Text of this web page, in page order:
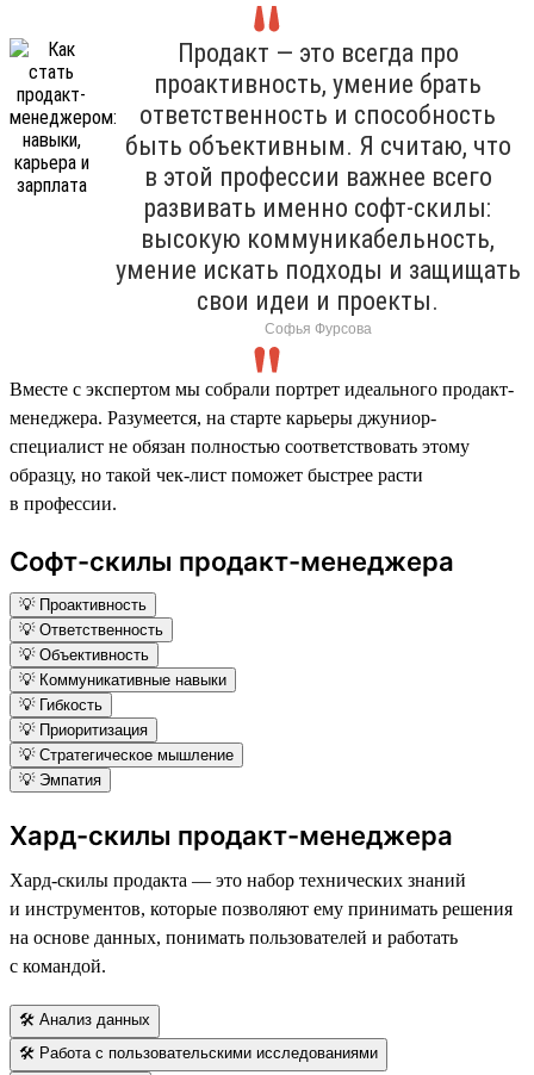
Продакт — это всегда про
проактивность, умение брать
ответственность и способность
быть объективным. Я считаю, что
в этой профессии важнее всего
развивать именно софт-скилы:
высокую коммуникабельность,
умение искать подходы и защищать
свои идеи и проекты.
Софья Фурсова
Вместе с экспертом мы собрали портрет идеального продакт-
менеджера. Разумеется, на старте карьеры джуниор-
специалист не обязан полностью соответствовать этому
образцу, но такой чек-лист поможет быстрее расти
в профессии.
Софт-скилы продакт-менеджера
💡 Проактивность
💡 Ответственность
💡 Объективность
💡 Коммуникативные навыки
💡 Гибкость
💡 Приоритизация
💡 Стратегическое мышление
💡 Эмпатия
Хард-скилы продакт-менеджера
Хард-скилы продакта — это набор технических знаний
и инструментов, которые позволяют ему принимать решения
на основе данных, понимать пользователей и работать
с командой.
🛠 Анализ данных
🛠 Работа с пользовательскими исследованиями